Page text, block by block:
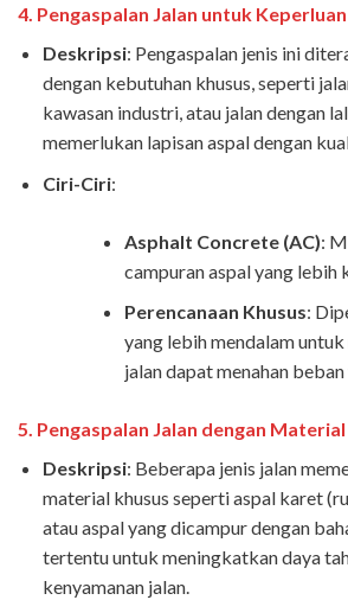
4. Pengaspalan Jalan untuk
Deskripsi: Pengaspalan jenis ini
dengan kebutuhan khusus, seperti
kawasan industri, atau jalan dengan
memerlukan lapisan aspal dengan
Ciri-Ciri:
Asphalt Concrete (AC):
campuran aspal yang lebih
Perencanaan Khusus:
yang lebih mendalam
jalan dapat menahan
5. Pengaspalan Jalan dengan Material
Deskripsi: Beberapa jenis jalan
material khusus seperti aspal karet
atau aspal yang dicampur dengan
tertentu untuk meningkatkan daya
kenyamanan jalan.